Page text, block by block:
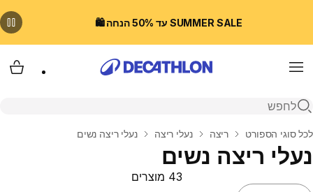
SUMMER SALE עד 50% הנחה 🛍️
Menu
פתיחת חיפוש
בית
לכל סוגי הספורט ריצה נעלי ריצה נעלי ריצה נשים
נעלי ריצה נשים
43 מוצרים